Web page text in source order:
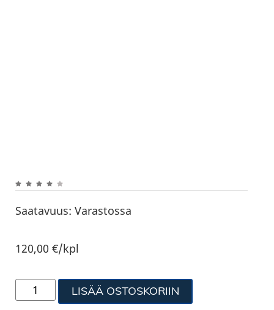
Saatavuus: Varastossa
120,00€/kpl
LISÄÄ OSTOSKORIIN